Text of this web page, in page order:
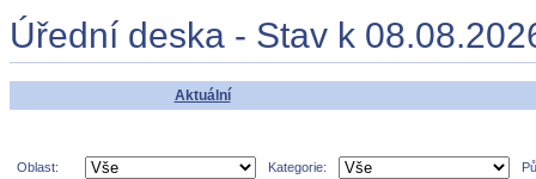
Úřední deska - Stav k
Aktuální
Oblast: Kategorie: